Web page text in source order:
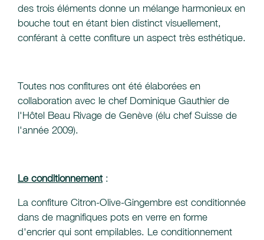
des trois éléments donne un mélange harmonieux en
bouche tout en étant bien distinct visuellement,
conférant à cette confiture un aspect très esthétique.
Toutes nos confitures ont été élaborées en
collaboration avec le chef Dominique Gauthier de
l'Hôtel Beau Rivage de Genève (élu chef Suisse de
l'année 2009).
Le conditionnement:
La confiture Citron-Olive-Gingembre est conditionnée
dans de magnifiques pots en verre en forme
d'encrier qui sont empilables. Le conditionnement